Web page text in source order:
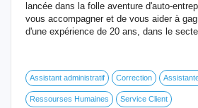
lancée dans la folle aventure d'auto-
vous accompagner et de vous aider à
d'une expérience de 20 ans, dans le
Assistant administratif Correction
Ressourses Humaines Service Client